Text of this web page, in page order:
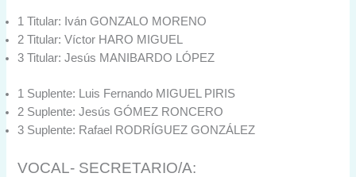
1 Titular: Iván GONZALO MORENO
2 Titular: Víctor HARO MIGUEL
3 Titular: Jesús MANIBARDO LÓPEZ
1 Suplente: Luis Fernando MIGUEL PIRIS
2 Suplente: Jesús GÓMEZ RONCERO
3 Suplente: Rafael RODRÍGUEZ GONZÁLEZ
VOCAL- SECRETARIO/A: